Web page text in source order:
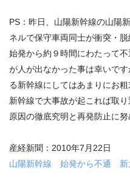
PS：昨日、山陽新幹線の山陽
ネルで保守車両同士が衝突・
始発から約９時間にわたって
が人が出なかった事は幸いで
る新幹線にしてはあまりにお
新幹線で大事故が起これば取
原因の徹底究明と再発防止に
産経新聞：2010年7月22日
山陽新幹線 始発から不通 新